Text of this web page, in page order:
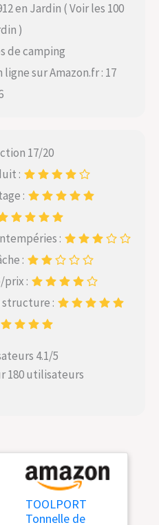
en Jardin ( Voir les 100
)
de camping
ligne sur Amazon.fr : 17
17/20
:
:
:
:
:
:
4.1/5
180 utilisateurs
TOOLPORT
Tonnelle de